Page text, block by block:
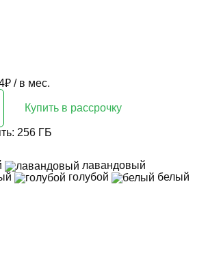
/ в мес.
Купить в рассрочку
256 ГБ
лавандовый
голубой
белый